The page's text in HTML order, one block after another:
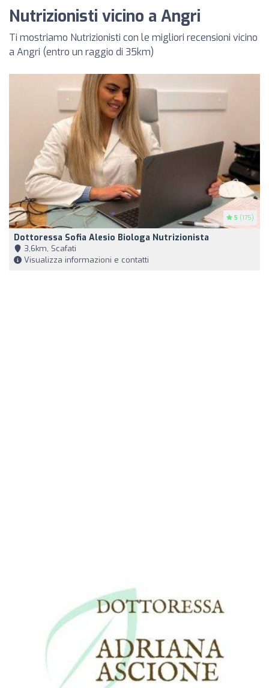
Nutrizionisti vicino a Angri
Ti mostriamo Nutrizionisti con le migliori recensioni vicino
a Angri (entro un raggio di 35km)
5 (175)
Dottoressa Sofia Alesio Biologa Nutrizionista
3,6km, Scafati
Visualizza informazioni e contatti